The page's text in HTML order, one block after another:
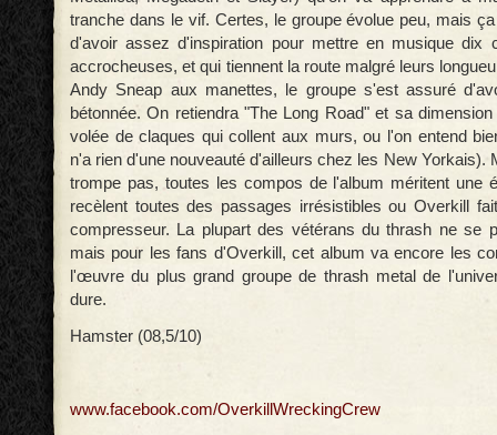
tranche dans le vif. Certes, le groupe évolue peu, mais
d'avoir assez d'inspiration pour mettre en musique dix
accrocheuses, et qui tiennent la route malgré leurs
Andy Sneap aux manettes, le groupe s'est assuré
bétonnée. On retiendra "The Long Road" et sa
volée de claques qui collent aux murs, ou l'on entend
n'a rien d'une nouveauté d'ailleurs chez les New Yorkais).
trompe pas, toutes les compos de l'album méritent une
recèlent toutes des passages irrésistibles ou Overkill
compresseur. La plupart des vétérans du thrash ne se
mais pour les fans d'Overkill, cet album va encore les
l'œuvre du plus grand groupe de thrash metal de
dure.
Hamster (08,5/10)
www.facebook.com/OverkillWreckingCrew